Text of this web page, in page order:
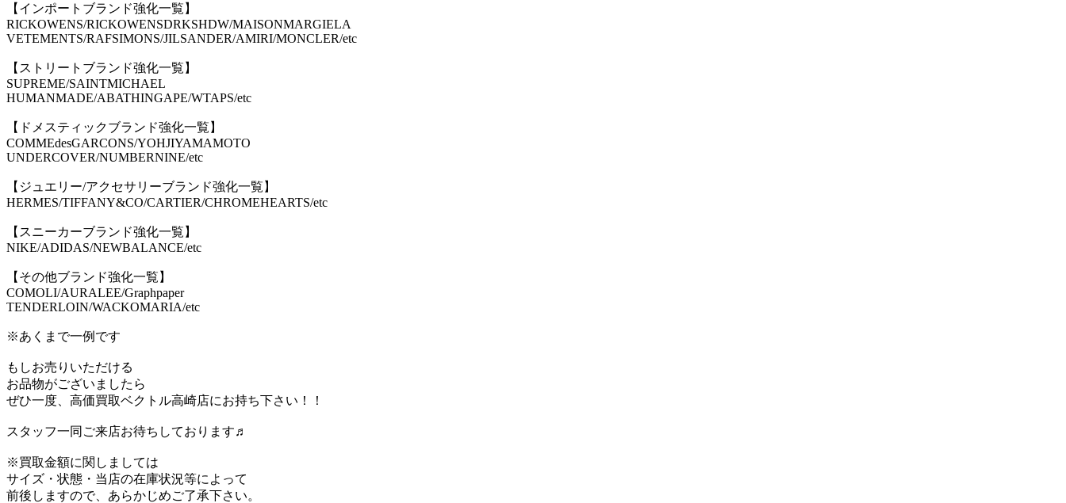
【インポートブランド強化一覧】
RICKOWENS/RICKOWENSDRKSHDW/MAISONMARGIELA
VETEMENTS/RAFSIMONS/JILSANDER/AMIRI/MONCLER/etc
【ストリートブランド強化一覧】
SUPREME/SAINTMICHAEL
HUMANMADE/ABATHINGAPE/WTAPS/etc
【ドメスティックブランド強化一覧】
COMMEdesGARCONS/YOHJIYAMAMOTO
UNDERCOVER/NUMBERNINE/etc
【ジュエリー/アクセサリーブランド強化一覧】
HERMES/TIFFANY&CO/CARTIER/CHROMEHEARTS/etc
【スニーカーブランド強化一覧】
NIKE/ADIDAS/NEWBALANCE/etc
【その他ブランド強化一覧】
COMOLI/AURALEE/Graphpaper
TENDERLOIN/WACKOMARIA/etc
※あくまで一例です
もしお売りいただける
お品物がございましたら
ぜひ一度、高価買取ベクトル高崎店にお持ち下さい！！
スタッフ一同ご来店お待ちしております♬
※買取金額に関しましては
サイズ・状態・当店の在庫状況等によって
前後しますので、あらかじめご了承下さい。